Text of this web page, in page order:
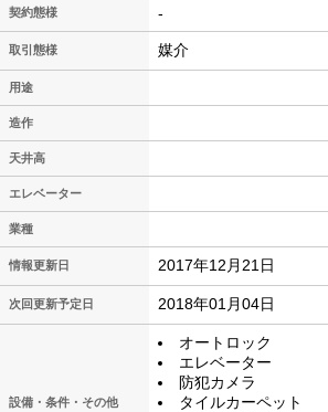
契約態様 -
取引態様 媒介
用途
造作
天井高
エレベーター
業種
情報更新日 2017年12月21日
次回更新予定日 2018年01月04日
設備・条件・その他
オートロック
エレベーター
防犯カメラ
タイルカーペット